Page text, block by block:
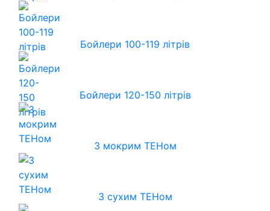
Бойлери 100-119 літрів
Бойлери 120-150 літрів
З мокрим ТЕНом
З сухим ТЕНом